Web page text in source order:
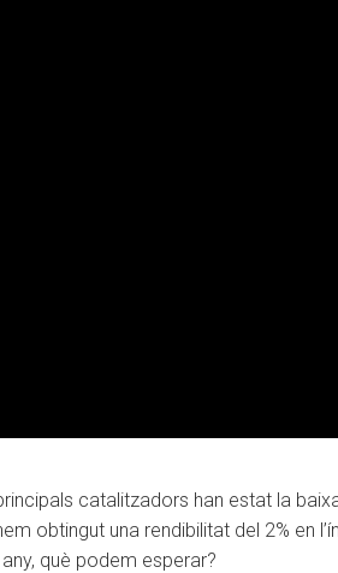
principals catalitzadors han estat la
obtingut una rendibilitat del 2% en
què podem esperar?